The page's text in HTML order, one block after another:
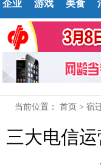
企业 游戏 美食
当前位置：首页 >宿
三大电信